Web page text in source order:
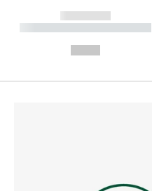
------------
----------- ----------- --------